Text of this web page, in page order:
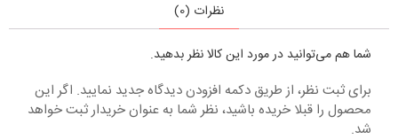
نظرات (0)
شما هم می‌توانید در مورد این کالا نظر بدهید.
برای ثبت نظر، از طریق دکمه افزودن دیدگاه جدید نمایید. اگر این
محصول را قبلا خریده باشید، نظر شما به عنوان خریدار ثبت خواهد
شد.